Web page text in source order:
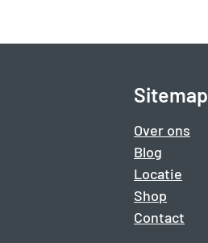
Sitemap
Over ons
Blog
Locatie
Shop
Contact